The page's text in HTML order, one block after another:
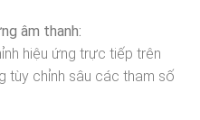
âm thanh:
hiệu ứng trực tiếp trên
tùy chỉnh sâu các tham số